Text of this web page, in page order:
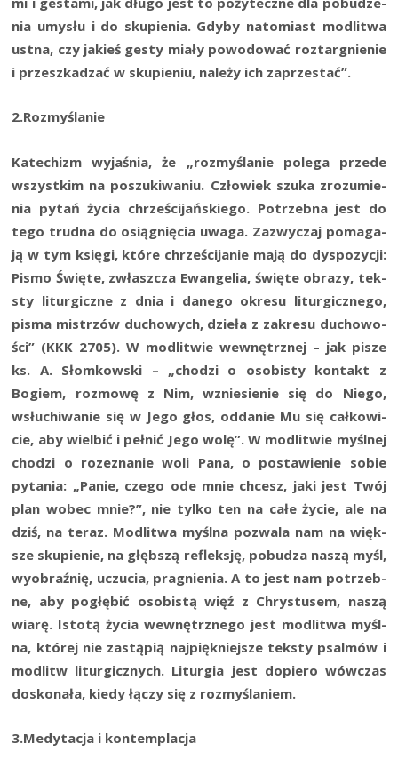
nia umy­słu i do sku­pie­nia. Gdy­by nato­miast modli­twa
ust­na, czy jakieś gesty mia­ły powo­do­wać roz­tar­gnie­nie
i prze­szka­dzać w sku­pie­niu, nale­ży ich zaprzestać”.
2.Rozmyślanie
Kate­chizm wyja­śnia, że „roz­my­śla­nie pole­ga przede
wszyst­kim na poszu­ki­wa­niu. Czło­wiek szu­ka zro­zu­mie­
nia pytań życia chrze­ści­jań­skie­go. Potrzeb­na jest do
tego trud­na do osią­gnię­cia uwa­ga. Zazwy­czaj poma­ga­
ją w tym księ­gi, któ­re chrze­ści­ja­nie mają do dys­po­zy­cji:
Pismo Świę­te, zwłasz­cza Ewan­ge­lia, świę­te obra­zy, tek­
sty litur­gicz­ne z dnia i dane­go okre­su litur­gicz­ne­go,
pisma mistrzów ducho­wych, dzie­ła z zakre­su ducho­wo­
ści” (KKK 2705). W modli­twie wewnętrz­nej – jak pisze
ks. A. Słom­kow­ski – „cho­dzi o oso­bi­sty kon­takt z
Bogiem, roz­mo­wę z Nim, wznie­sie­nie się do Nie­go,
wsłu­chi­wa­nie się w Jego głos, odda­nie Mu się cał­ko­wi­
cie, aby wiel­bić i peł­nić Jego wolę”. W modli­twie myśl­nej
cho­dzi o roze­zna­nie woli Pana, o posta­wie­nie sobie
pyta­nia: „Panie, cze­go ode mnie chcesz, jaki jest Twój
plan wobec mnie?”, nie tyl­ko ten na całe życie, ale na
dziś, na teraz. Modli­twa myśl­na pozwa­la nam na więk­
sze sku­pie­nie, na głęb­szą reflek­sję, pobu­dza naszą myśl,
wyobraź­nię, uczu­cia, pra­gnie­nia. A to jest nam potrzeb­
ne, aby pogłę­bić oso­bi­stą więź z Chry­stu­sem, naszą
wia­rę. Isto­tą życia wewnętrz­ne­go jest modli­twa myśl­
na, któ­rej nie zastą­pią naj­pięk­niej­sze tek­sty psal­mów i
modlitw litur­gicz­nych. Litur­gia jest dopie­ro wów­czas
dosko­na­ła, kie­dy łączy się z rozmyślaniem.
3.Medytacja i kon­tem­pla­cja